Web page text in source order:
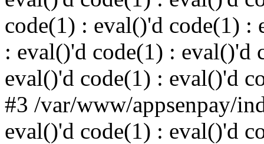
code(1) : eval()'d code(1) :
: eval()'d code(1) : eval()'d
eval()'d code(1) : eval()'d
#3 /var/www/appsenpay/
eval()'d code(1) : eval()'d